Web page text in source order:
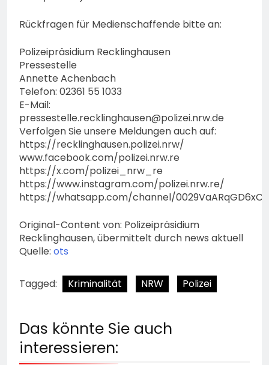
Rückfragen für Medienschaffende bitte an:
Polizeipräsidium Recklinghausen
Pressestelle
Annette Achenbach
Telefon: 02361 55 1033
E-Mail:
pressestelle.recklinghausen@polizei.nrw.de
Verfolgen Sie unsere Meldungen auch auf:
https://recklinghausen.polizei.nrw/
www.facebook.com/polizei.nrw.re
https://x.com/polizei_nrw_re
https://www.instagram.com/polizei.nrw.re/
https://whatsapp.com/channel/
Original-Content von: Polizeipräsidium
Recklinghausen, übermittelt durch news aktuell
Quelle: ots
Tagged: Kriminalität NRW Polizei
Das könnte Sie auch
interessieren: